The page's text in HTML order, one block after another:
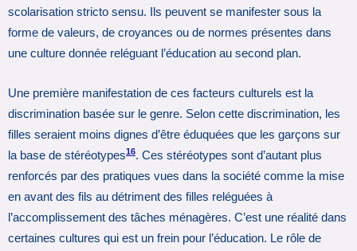
scolarisation stricto sensu. Ils peuvent se manifester sous la
forme de valeurs, de croyances ou de normes présentes dans
une culture donnée reléguant l’éducation au second plan.
Une première manifestation de ces facteurs culturels est la
discrimination basée sur le genre. Selon cette discrimination, les
filles seraient moins dignes d’être éduquées que les garçons sur
la base de stéréotypes16. Ces stéréotypes sont d’autant plus
renforcés par des pratiques vues dans la société comme la mise
en avant des fils au détriment des filles reléguées à
l’accomplissement des tâches ménagères. C’est une réalité dans
certaines cultures qui est un frein pour l’éducation. Le rôle de